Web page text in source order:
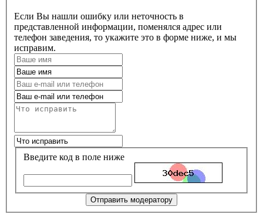
Если Вы нашли ошибку или неточность в
представленной информации, поменялся адрес или
телефон заведения, то укажите это в форме ниже, и мы
исправим.
Введите код в поле ниже
Отправить модератору